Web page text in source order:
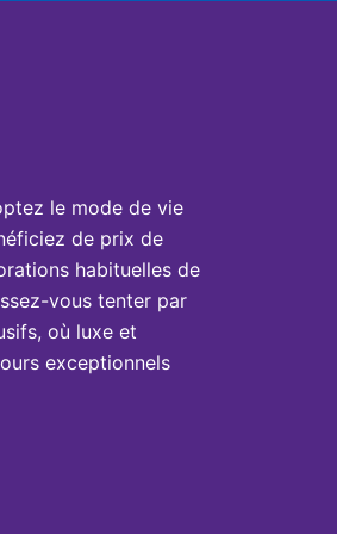
le mode de vie
de prix de
habituelles de
vous tenter par
où luxe et
exceptionnels